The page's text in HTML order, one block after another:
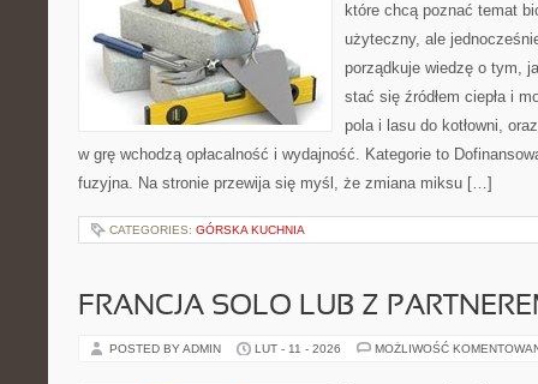
które chcą poznać temat
użyteczny, ale
porządkuje wiedzę o tym,
stać się źródłem ciepła i
pola i lasu do kotłowni,
w grę wchodzą opłacalność i wydajność. Kategorie to
fuzyjna. Na stronie przewija się myśl, że zmiana miksu […]
CATEGORIES: GÓRSKA KUCHNIA
FRANCJA SOLO LUB Z
POSTED BY ADMIN LUT - 11 - 2026 MOŻLIWOŚĆ